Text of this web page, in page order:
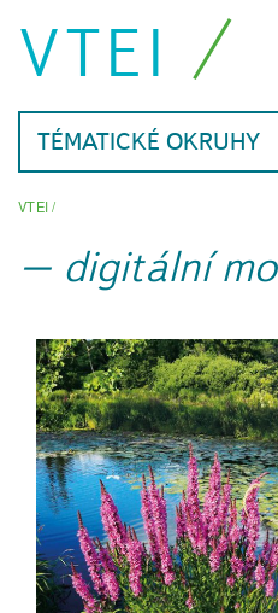
VTEI
TÉMATICKÉ OKRUHY
VTEI/
digitální